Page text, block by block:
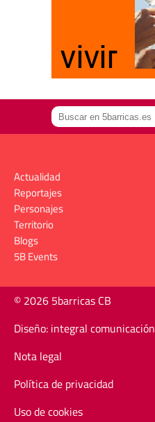
Actualidad
Reportajes
Personajes
Territorio
Blogs
5B Events
© 2026 5barricas CB
Diseño: integral comunicación
Nota legal
Política de privacidad
Uso de cookies